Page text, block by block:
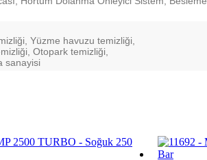
Yüzme havuzu temizliği,
Otopark temizliği,
sanayisi